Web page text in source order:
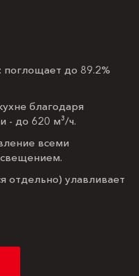
до 89.2%
благодаря
- до 620 м³/ч.
всеми
отдельно) улавливает